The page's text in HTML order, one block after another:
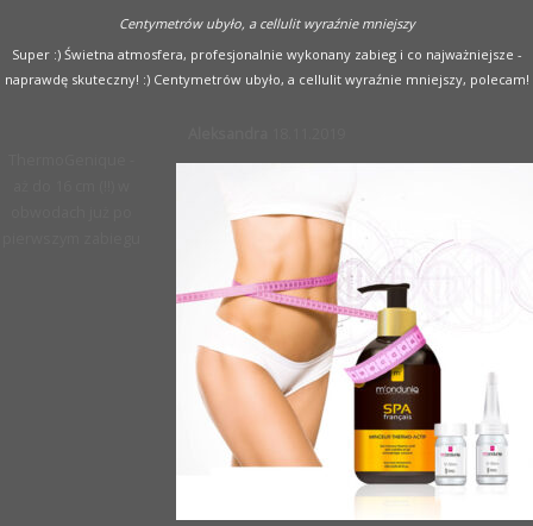
Centymetrów ubyło, a cellulit wyraźnie mniejszy
Super :) Świetna atmosfera, profesjonalnie wykonany zabieg i co najważniejsze -
naprawdę skuteczny! :) Centymetrów ubyło, a cellulit wyraźnie mniejszy, polecam!